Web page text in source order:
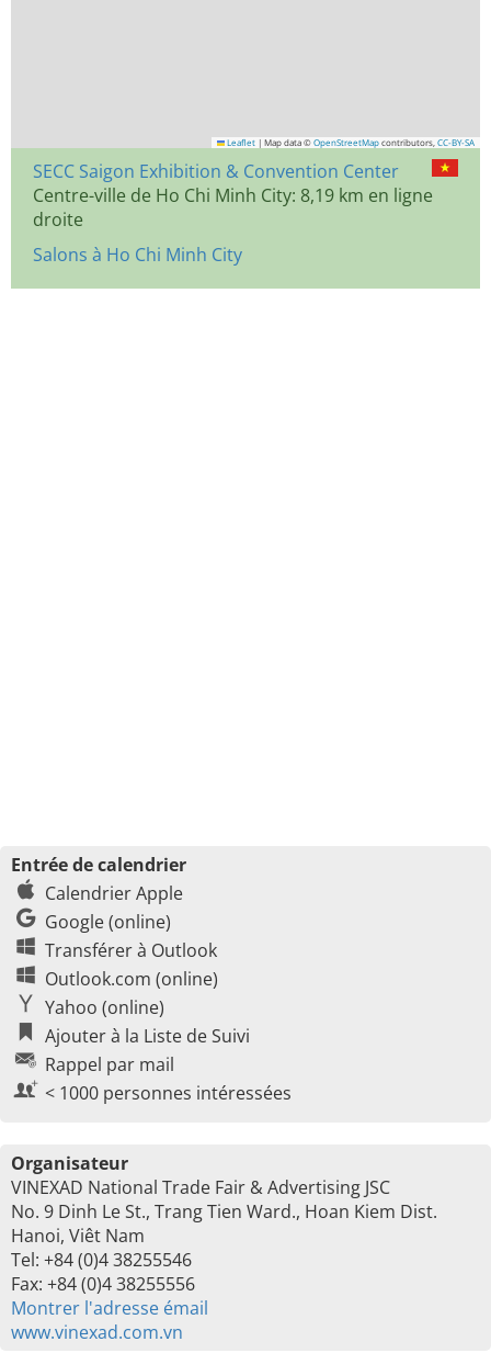
Leaflet | Map data © OpenStreetMap contributors, CC-BY-SA
SECC Saigon Exhibition & Convention Center
Centre-ville de Ho Chi Minh City: 8,19 km en ligne
droite
Salons à Ho Chi Minh City
Entrée de calendrier
Calendrier Apple
Google (online)
Transférer à Outlook
Outlook.com (online)
Yahoo (online)
Ajouter à la Liste de Suivi
Rappel par mail
< 1000 personnes intéressées
Organisateur
VINEXAD National Trade Fair & Advertising JSC
No. 9 Dinh Le St., Trang Tien Ward., Hoan Kiem Dist.
Hanoi, Viêt Nam
Tel: +84 (0)4 38255546
Fax: +84 (0)4 38255556
Montrer l'adresse émail
www.vinexad.com.vn